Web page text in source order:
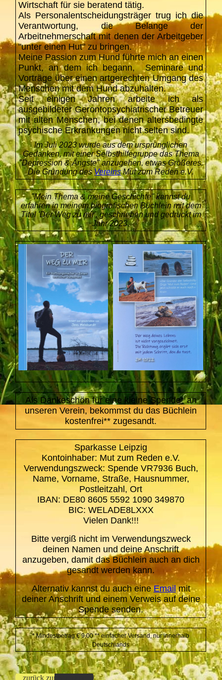
Wirtschaft für sie beratend tätig.
Als Personalentscheidungsträger trug ich die
Verantwortung, die Belange der
Arbeitnehmerschaft mit denen der Arbeitgeber
"unter einen Hut" zu bringen.
Meine Passion zum Hund führte mich an einen
Punkt, an dem ich begann, Seminare und
Vorträge über einen artgerechten Umgang des
Menschen mit dem Hund abzuhalten.
Seit einigen Jahren arbeite ich als
ausgebildeter Gerontopsychiatrischer Betreuer
mit alten Menschen, bei denen altersbedingte
psychische Erkrankungen nicht selten sind.
Im Juli 2023 wurde aus dem ursprünglichen
Gedanken, mit einer Selbsthilfegruppe das Thema
"Depression & Ängste" anzugehen, etwas Größeres.
Die Gründung desVereinsMut zum Reden e.V.
"Mein Thema & meine Geschichte" kannst du
erfahren in meinem biografischen Büchlein mit dem
Titel 'Der Weg zu mir', geschrieben und gedruckt im
Jahr 2023.
Als Dankeschön für eine kleine Spende* an
unseren Verein, bekommst du das Büchlein
kostenfrei** zugesandt.
Sparkasse Leipzig
Kontoinhaber: Mut zum Reden e.V.
Verwendungszweck: Spende VR7936 Buch,
Name, Vorname, Straße, Hausnummer,
Postleitzahl, Ort
IBAN: DE80 8605 5592 1090 349870
BIC: WELADE8LXXX
Vielen Dank!!!
Bitte vergiß nicht im Verwendungszweck
deinen Namen und deine Anschrift
anzugeben, damit das Büchlein auch an dich
gesandt werden kann.
Alternativ kannst du auch eineEmailmit
deiner Anschrift und einem Verweis auf deine
Spende senden.
* Mindestbetrag € 9,00 ** einfacher Versand, nur innerhalb
Deutschlands
zurück zur Startseite